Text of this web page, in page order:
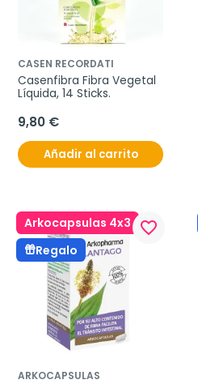
CASEN RECORDATI
Casenfibra Fibra Vegetal
Líquida, 14 Sticks.
9,80 €
Añadir al carrito
Arkocapsulas 4x3
Regalo
favorite_border
ARKOCAPSULAS